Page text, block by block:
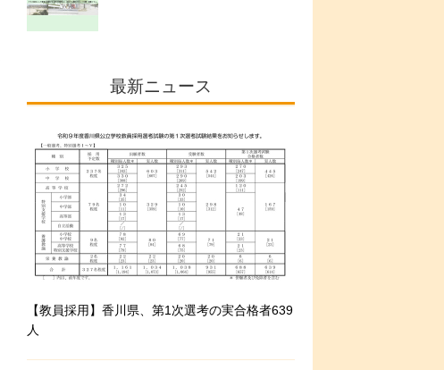
最新ニュース
【教員採用】香川県、第1次選考の実合格者639
人